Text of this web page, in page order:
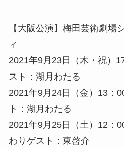
【大阪公演】梅田芸術劇場
ィ
2021年9月23日（木・祝）
スト：湖月わたる
2021年9月24日（金）13：
ト：湖月わたる
2021年9月25日（土）12
わりゲスト：東啓介